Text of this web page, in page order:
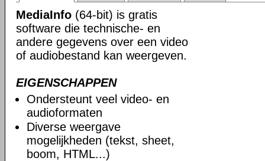
MediaInfo (64-bit) is gratis
software die technische- en
andere gegevens over een video
of audiobestand kan weergeven.
EIGENSCHAPPEN
Ondersteunt veel video- en
audioformaten
Diverse weergave
mogelijkheden (tekst, sheet,
boom, HTML...)